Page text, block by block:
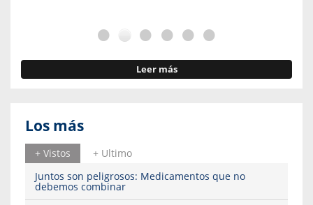
Leer más
Los más
+ Vistos
+ Ultimo
Juntos son peligrosos: Medicamentos que no
debemos combinar